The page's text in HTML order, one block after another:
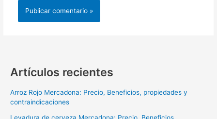
Artículos recientes
Arroz Rojo Mercadona: Precio, Beneficios, propiedades y
contraindicaciones